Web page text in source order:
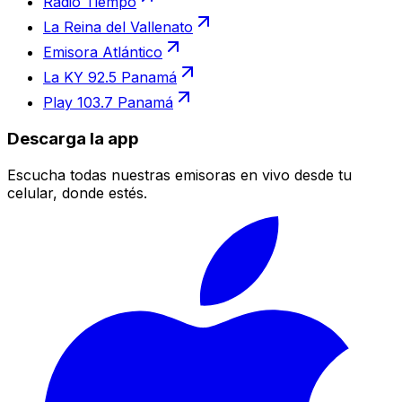
La Reina del Vallenato
Emisora Atlántico
La KY 92.5 Panamá
Play 103.7 Panamá
Descarga la app
Escucha todas nuestras emisoras en vivo desde tu
celular, donde estés.